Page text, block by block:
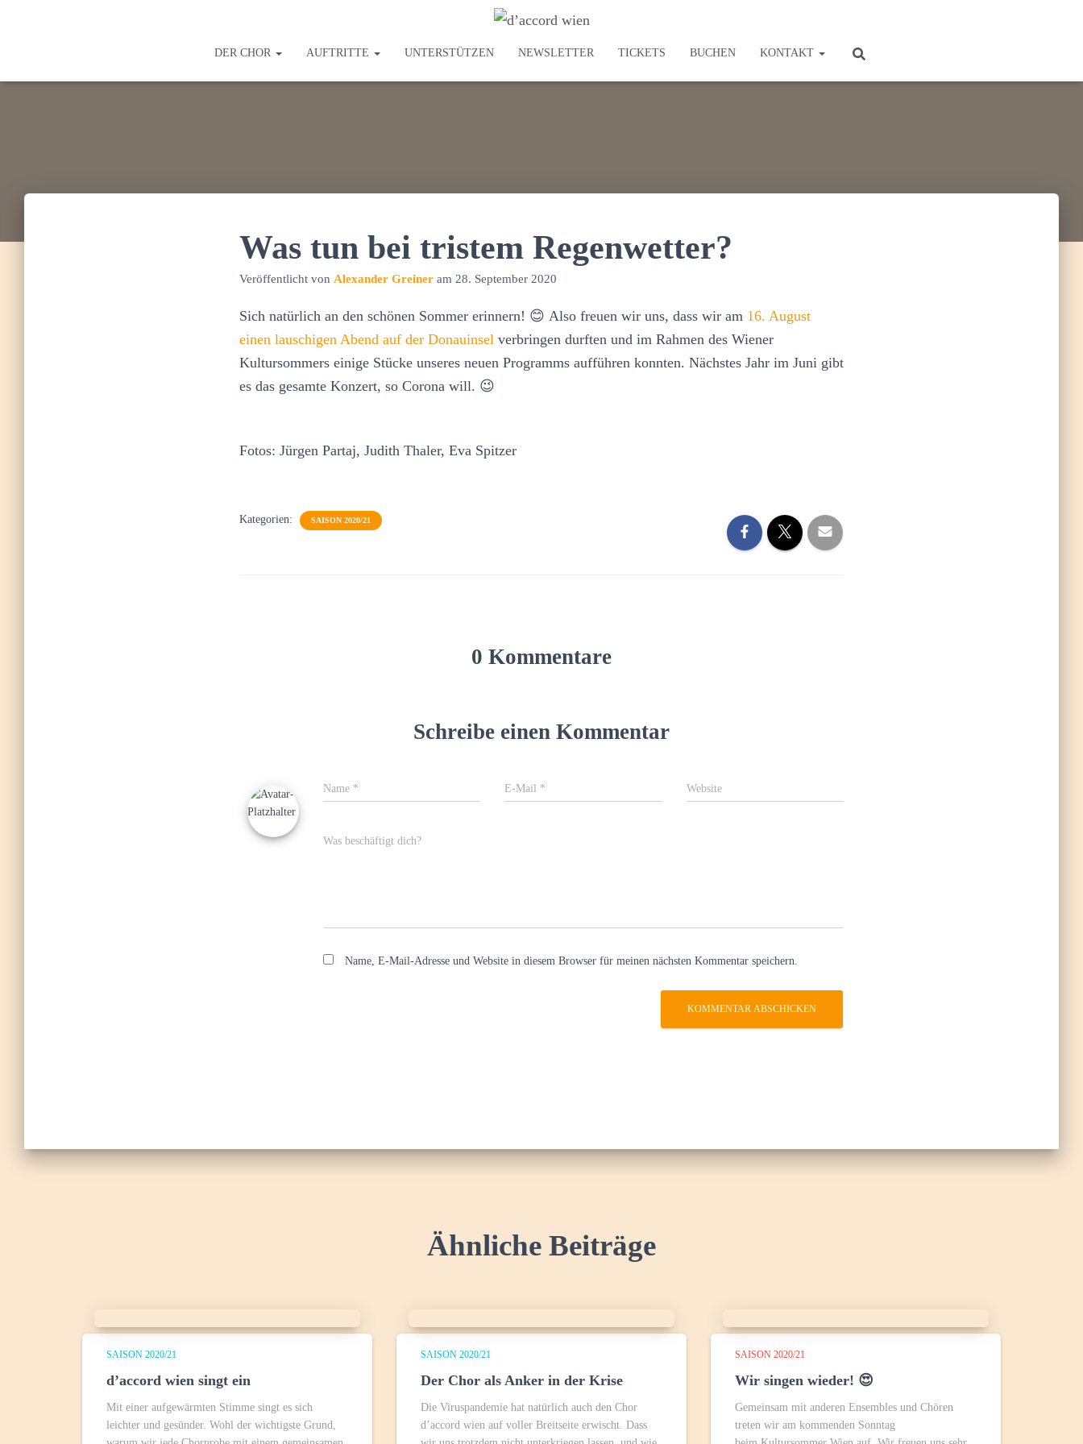
DER CHOR AUFTRITTE UNTERSTÜTZEN NEWSLETTER TICKETS BUCHEN KONTAKT
Was tun bei tristem Regenwetter?
Veröffentlicht von Alexander Greiner am 28. September 2020
Sich natürlich an den schönen Sommer erinnern! 😊 Also freuen wir uns, dass wir am 16. August
einen lauschigen Abend auf der Donauinsel verbringen durften und im Rahmen des Wiener
Kultursommers einige Stücke unseres neuen Programms aufführen konnten. Nächstes Jahr im Juni gibt
es das gesamte Konzert, so Corona will. 😉
Fotos: Jürgen Partaj, Judith Thaler, Eva Spitzer
Kategorien: SAISON 2020/21
0 Kommentare
Schreibe einen Kommentar
Name * E-Mail * Website
Was beschäftigt dich?
Name, E-Mail-Adresse und Website in diesem Browser für meinen nächsten Kommentar speichern.
Ähnliche Beiträge
SAISON 2020/21
d’accord wien singt ein
Mit einer aufgewärmten Stimme singt es sich
leichter und gesünder. Wohl der wichtigste Grund,
SAISON 2020/21
Der Chor als Anker in der Krise
Die Viruspandemie hat natürlich auch den Chor
d’accord wien auf voller Breitseite erwischt. Dass
SAISON 2020/21
Wir singen wieder! 😍
Gemeinsam mit anderen Ensembles und Chören
treten wir am kommenden Sonntag